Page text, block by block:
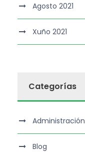
Agosto 2021
Xuño 2021
Categorías
Administración
Blog